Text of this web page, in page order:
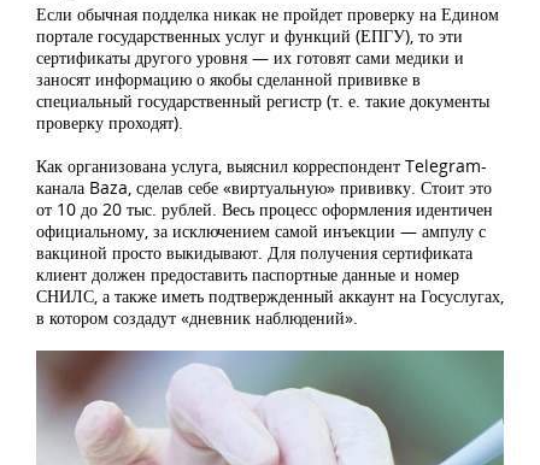
Если обычная подделка никак не пройдет проверку на Едином
портале государственных услуг и функций (ЕПГУ), то эти
сертификаты другого уровня — их готовят сами медики и
заносят информацию о якобы сделанной прививке в
специальный государственный регистр (т. е. такие документы
проверку проходят).
Как организована услуга, выяснил корреспондент Telegram-
канала Baza, сделав себе «виртуальную» прививку. Стоит это
от 10 до 20 тыс. рублей. Весь процесс оформления идентичен
официальному, за исключением самой инъекции — ампулу с
вакциной просто выкидывают. Для получения сертификата
клиент должен предоставить паспортные данные и номер
СНИЛС, а также иметь подтвержденный аккаунт на Госуслугах,
в котором создадут «дневник наблюдений».